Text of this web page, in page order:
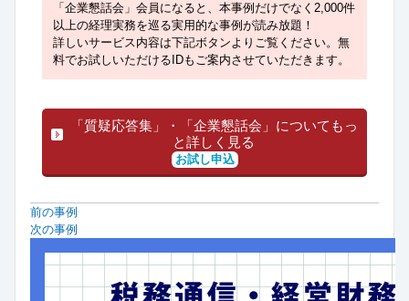
「企業懇話会」会員になると、本事例だけでなく2,000件
以上の経理実務を巡る実用的な事例が読み放題！
詳しいサービス内容は下記ボタンよりご覧ください。無
料でお試しいただけるIDもご案内させていただきます。
「質疑応答集」・「企業懇話会」についてもっ
と詳しく見る
お試し申込
前の事例
次の事例